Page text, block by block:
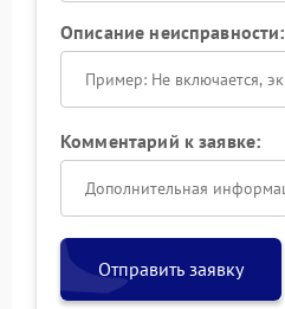
Описание неисправности:
Комментарий к заявке:
Отправить заявку